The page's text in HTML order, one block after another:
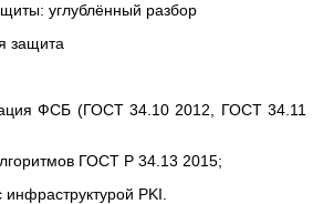
углублённый разбор
защита
(ГОСТ 34.10 2012, ГОСТ 34.11
ГОСТ Р 34.13 2015;
PKI.